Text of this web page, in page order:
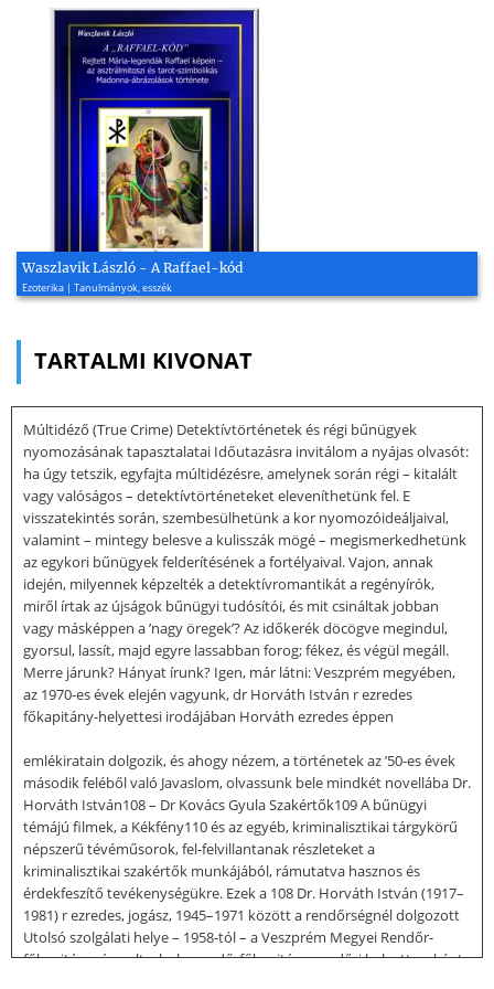
Waszlavik László - A Raffael-kód
Ezoterika | Tanulmányok, esszék
TARTALMI KIVONAT
Múltidéző (True Crime) Detektívtörténetek és régi bűnügyek
nyomozásának tapasztalatai Időutazásra invitálom a nyájas olvasót:
ha úgy tetszik, egyfajta múltidézésre, amelynek során régi – kitalált
vagy valóságos – detektívtörténeteket eleveníthetünk fel. E
visszatekintés során, szembesülhetünk a kor nyomozóideáljaival,
valamint – mintegy belesve a kulisszák mögé – megismerkedhetünk
az egykori bűnügyek felderítésének a fortélyaival. Vajon, annak
idején, milyennek képzelték a detektívromantikát a regényírók,
miről írtak az újságok bűnügyi tudósítói, és mit csináltak jobban
vagy másképpen a ’nagy öregek’? Az időkerék döcögve megindul,
gyorsul, lassít, majd egyre lassabban forog; fékez, és végül megáll.
Merre járunk? Hányat írunk? Igen, már látni: Veszprém megyében,
az 1970-es évek elején vagyunk, dr Horváth István r ezredes
főkapitány-helyettesi irodájában Horváth ezredes éppen
emlékiratain dolgozik, és ahogy nézem, a történetek az ’50-es évek
második feléből való Javaslom, olvassunk bele mindkét novellába Dr.
Horváth István108 – Dr Kovács Gyula Szakértők109 A bűnügyi
témájú filmek, a Kékfény110 és az egyéb, kriminalisztikai tárgykörű
népszerű tévéműsorok, fel-felvillantanak részleteket a
kriminalisztikai szakértők munkájából, rámutatva hasznos és
érdekfeszítő tevékenységükre. Ezek a 108 Dr. Horváth István (1917–
1981) r ezredes, jogász, 1945–1971 között a rendőrségnél dolgozott
Utolsó szolgálati helye – 1958-tól – a Veszprém Megyei Rendőr-
főkapitányság volt, ahol a rendőrfőkapitány rendőri helyetteseként